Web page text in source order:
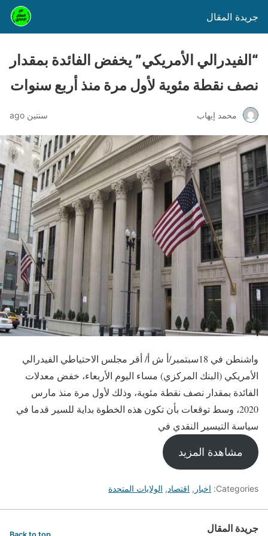
جريدة المقال
“الفيدرالي الأمريكي” يخفض الفائدة بمقدار
نصف نقطة مئوية لأول مرة منذ أربع سنوات
محمد إيهاب سنتين ago
واشنطن في 18سبتمبر/أ ش أ/ أقر مجلس الاحتياطي الفيدرالي
الأمريكي (البنك المركزي) مساء اليوم الأربعاء، خفض معدلات
الفائدة بمقدار نصف نقطة مئوية، وذلك لأول مرة منذ مارس
2020، وسط توقعات بأن تكون هذه الخطوة بداية للسير قدما في
سياسة التيسير النقدي في
مشاهدة المزيد
Categories: اخبار , اقتصاد, الولايات المتحدة
جريدة المقال